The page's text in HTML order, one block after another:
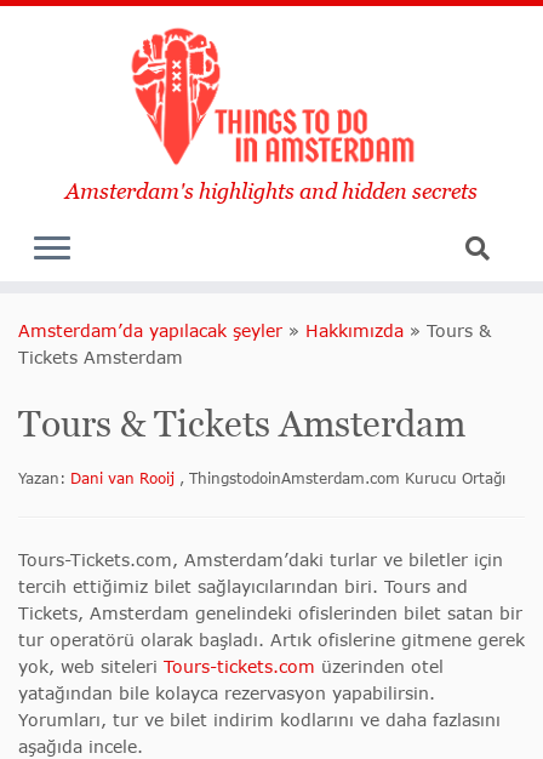
Amsterdam's highlights and hidden secrets
Amsterdam’da yapılacak şeyler » Hakkımızda » Tours &
Tickets Amsterdam
Tours & Tickets Amsterdam
Yazan: Dani van Rooij , ThingstodoinAmsterdam.com Kurucu Ortağı
Tours-Tickets.com, Amsterdam’daki turlar ve biletler için
tercih ettiğimiz bilet sağlayıcılarından biri. Tours and
Tickets, Amsterdam genelindeki ofislerinden bilet satan bir
tur operatörü olarak başladı. Artık ofislerine gitmene gerek
yok, web siteleri Tours-tickets.com üzerinden otel
yatağından bile kolayca rezervasyon yapabilirsin.
Yorumları, tur ve bilet indirim kodlarını ve daha fazlasını
aşağıda incele.